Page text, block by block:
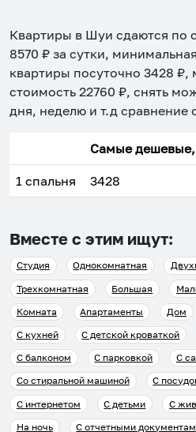
Квартиры в Шуи сдаются по
8570 ₽ за сутки,
квартиры посуточно 3428 ₽,
стоимость 22760 ₽, снять
дня, неделю и т.д сравнение
Самые
1 спальня 3428
Вместе с этим ищут:
Студия Однокомнатная
Трехкомнатная
Большая
Комната
Апартаменты Дом
С кухней
С детской кроваткой
С балконом
С парковкой С
Со стиральной машиной
С
С интернетом
С детьми С
На ночь
С отчетными